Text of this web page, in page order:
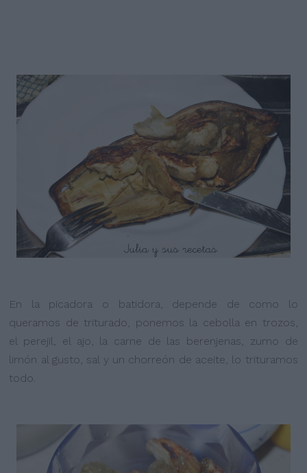
En la picadora o batidora, depende de como lo
queramos de triturado, ponemos la cebolla en trozos,
el perejil, el ajo, la carne de las berenjenas, zumo de
limón al gusto, sal y un chorreón de aceite, lo trituramos
todo.